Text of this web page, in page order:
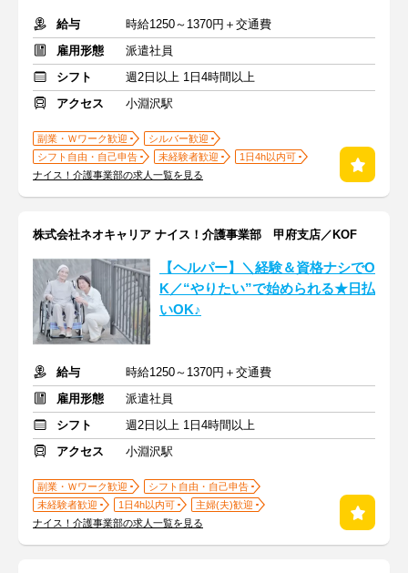
給与
時給1250～1370円＋交通費
雇用形態
派遣社員
シフト
週2日以上 1日4時間以上
アクセス
小淵沢駅
副業・Ｗワーク歓迎
シルバー歓迎
シフト自由・自己申告
未経験者歓迎
1日4h以内可
ナイス！介護事業部の求人一覧を見る
株式会社ネオキャリア ナイス！介護事業部 甲府支店／KOF
【ヘルパー】＼経験＆資格ナシでO
K／“やりたい”で始められる★日払
いOK♪
給与
時給1250～1370円＋交通費
雇用形態
派遣社員
シフト
週2日以上 1日4時間以上
アクセス
小淵沢駅
副業・Ｗワーク歓迎
シフト自由・自己申告
未経験者歓迎
1日4h以内可
主婦(夫)歓迎
ナイス！介護事業部の求人一覧を見る